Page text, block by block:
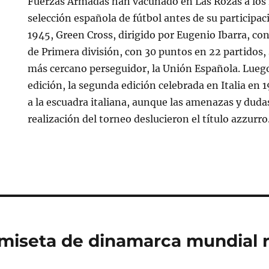
selección española de fútbol antes de su
1945, Green Cross, dirigido por Eugenio Ibarra,
de Primera división, con 30 puntos en 22
más cercano perseguidor, la Unión Española.
edición, la segunda edición celebrada en Italia en
a la escuadra italiana, aunque las amenazas y
realización del torneo deslucieron el título
de dinamarca mundial